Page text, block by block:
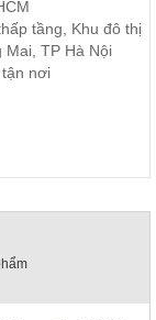
tầng, Khu đô thị
TP Hà Nội
nơi